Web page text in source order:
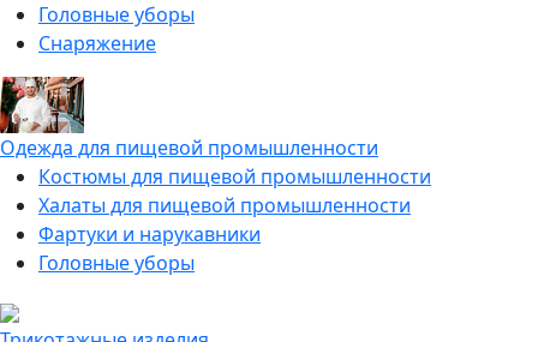
Головные уборы
Снаряжение
Одежда для пищевой промышленности
Костюмы для пищевой промышленности
Халаты для пищевой промышленности
Фартуки и нарукавники
Головные уборы